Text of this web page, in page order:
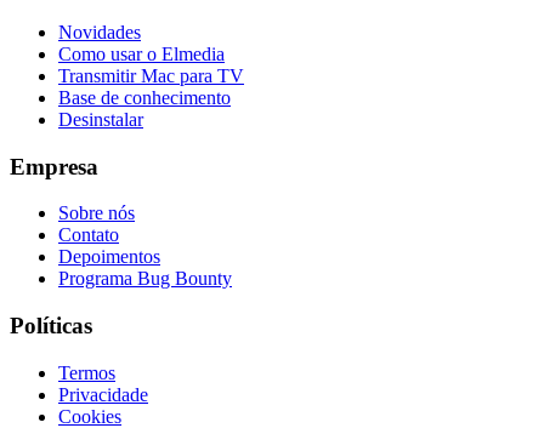
Novidades
Como usar o Elmedia
Transmitir Mac para TV
Base de conhecimento
Desinstalar
Empresa
Sobre nós
Contato
Depoimentos
Programa Bug Bounty
Políticas
Termos
Privacidade
Cookies